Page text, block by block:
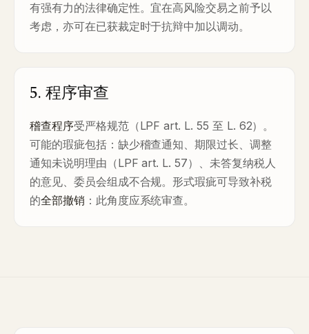
有强有力的法律确定性。宜在高风险交易之前予以
考虑，亦可在已获裁定时于抗辩中加以调动。
5. 程序审查
稽查程序受严格规范（LPF art. L. 55 至 L. 62）。
可能的瑕疵包括：缺少稽查通知、期限过长、调整
通知未说明理由（LPF art. L. 57）、未答复纳税人
的意见、委员会组成不合规。形式瑕疵可导致补税
的全部撤销 ：此角度应系统审查。